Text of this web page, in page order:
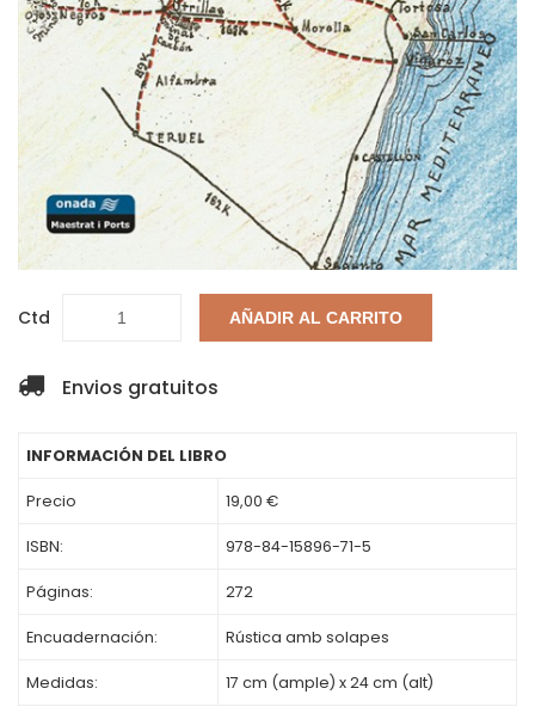
Ctd AÑADIR AL CARRITO
Envios gratuitos
INFORMACIÓN DEL LIBRO
Precio 19,00 €
ISBN: 978-84-15896-71-5
Páginas: 272
Encuadernación: Rústica amb solapes
Medidas: 17 cm (ample) x 24 cm (alt)